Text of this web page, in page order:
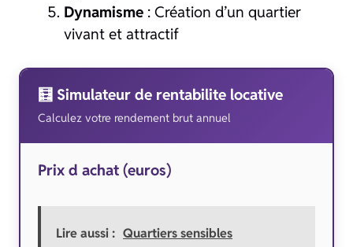
Dynamisme : Création d’un quartier
vivant et attractif
🧮 Simulateur de rentabilite locative
Calculez votre rendement brut annuel
Prix d achat (euros)
Lire aussi : Quartiers sensibles